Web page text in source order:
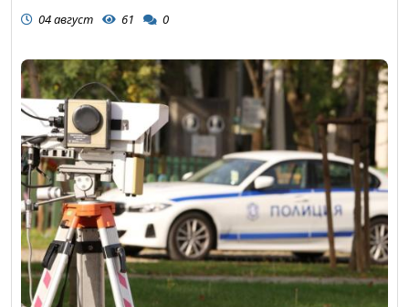
04 август 61 0